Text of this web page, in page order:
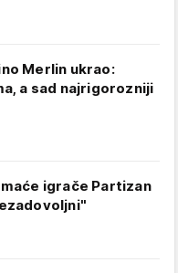
Merlin ukrao:
a sad najrigorozniji
igrače Partizan